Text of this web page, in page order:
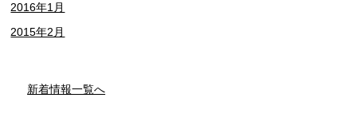
2016年1月
2015年2月
新着情報一覧へ